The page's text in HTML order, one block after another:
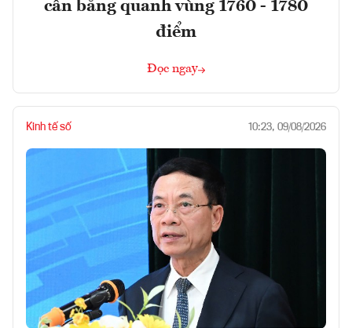
cân bằng quanh vùng 1760 - 1780
điểm
Đọc ngay
Kinh tế số 10:23, 09/08/2026